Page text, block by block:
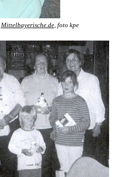
Mittelbayerische.de, foto kpe